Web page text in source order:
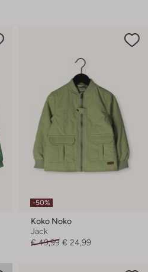
-50%
Koko Noko
Jack
€ 49,99 € 24,99